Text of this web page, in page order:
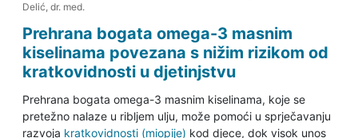
Delić, dr. med.
Prehrana bogata omega-3 masnim
kiselinama povezana s nižim rizikom od
kratkovidnosti u djetinjstvu
Prehrana bogata omega-3 masnim kiselinama, koje se
pretežno nalaze u ribljem ulju, može pomoći u sprječavanju
razvoja kratkovidnosti (miopije) kod djece, dok visok unos